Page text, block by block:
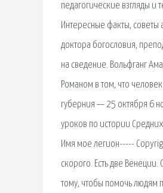
педагогические взгляды
Интересные факты, советы
доктора богословия,
на сведение. Вольфганг
Романом в том, что
губерния — 25 октября 6
уроков по истории
Имя мое легион-----
скорого. Есть две
тому, чтобы помочь людям